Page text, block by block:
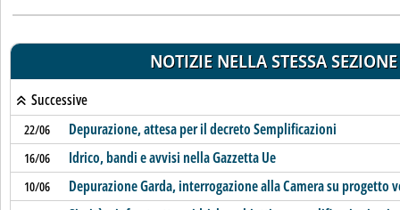
NOTIZIE NELLA STESSA SEZIONE
Successive
22/06 Depurazione, attesa per il decreto Semplificazioni
16/06 Idrico, bandi e avvisi nella Gazzetta Ue
10/06 Depurazione Garda, interrogazione alla Camera su progetto